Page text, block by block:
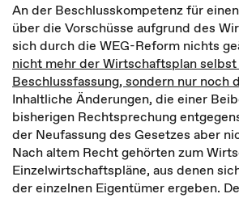
An der Beschlusskompetenz für
über die Vorschüsse aufgrund des
sich durch die WEG-Reform nichts
nicht mehr der Wirtschaftsplan
Beschlussfassung, sondern nur noch
Inhaltliche Änderungen, die einer
bisherigen Rechtsprechung
der Neufassung des Gesetzes aber
Nach altem Recht gehörten zum
Einzelwirtschaftspläne, aus denen
der einzelnen Eigentümer ergeben.